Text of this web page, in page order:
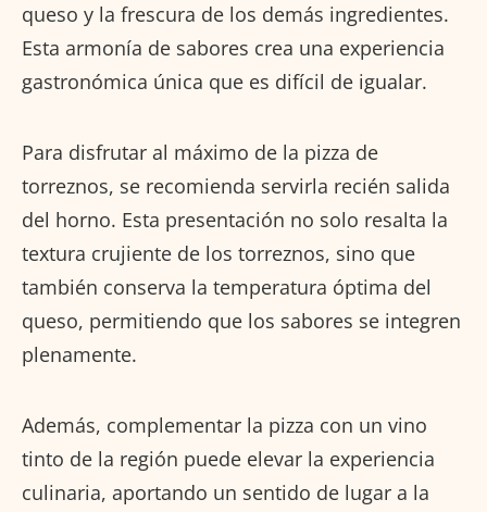
queso y la frescura de los demás ingredientes.
Esta armonía de sabores crea una experiencia
gastronómica única que es difícil de igualar.
Para disfrutar al máximo de la pizza de
torreznos, se recomienda servirla recién salida
del horno. Esta presentación no solo resalta la
textura crujiente de los torreznos, sino que
también conserva la temperatura óptima del
queso, permitiendo que los sabores se integren
plenamente.
Además, complementar la pizza con un vino
tinto de la región puede elevar la experiencia
culinaria, aportando un sentido de lugar a la